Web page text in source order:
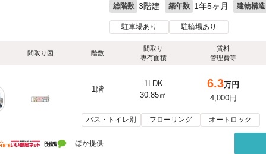
総階数 3階建 築年数 1年5ヶ月 建物構造
駐車場あり 駐輪場あり
間取り図 階数
間取り
専有面積
賃料
管理費等
1階
1LDK
30.85㎡
6.3万円
4,000円
バス・トイレ別 フローリング オートロック
ほか提供